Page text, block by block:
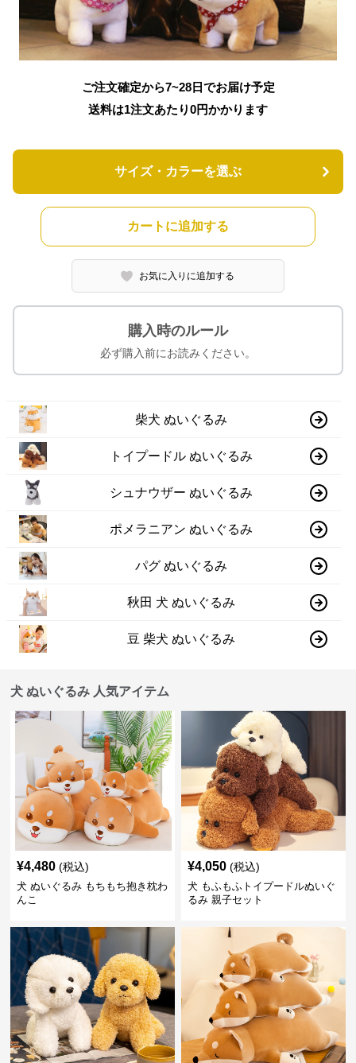
ご注文確定から7~28日でお届け予定
送料は1注文あたり0円かかります
サイズ・カラーを選ぶ
カートに追加する
お気に入りに追加する
購入時のルール
必ず購入前にお読みください。
柴犬 ぬいぐるみ
トイプードル ぬいぐるみ
シュナウザー ぬいぐるみ
ポメラニアン ぬいぐるみ
パグ ぬいぐるみ
秋田 犬 ぬいぐるみ
豆 柴犬 ぬいぐるみ
犬 ぬいぐるみ 人気アイテム
¥4,480 (税込)
犬 ぬいぐるみ もちもち抱き枕わ
んこ
¥4,050 (税込)
犬 もふもふトイプードルぬいぐ
るみ 親子セット